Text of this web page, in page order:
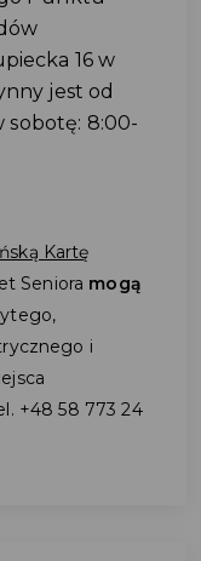
16 w
jest od
sobotę: 8:00-
Kartę
Seniora mogą
i
+48 58 773 24